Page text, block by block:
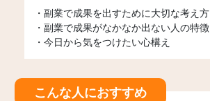
・副業で成果を出すために大切な考え方
・副業で成果がなかなか出ない人の特徴
・今日から気をつけたい心構え
こんな人におすすめ